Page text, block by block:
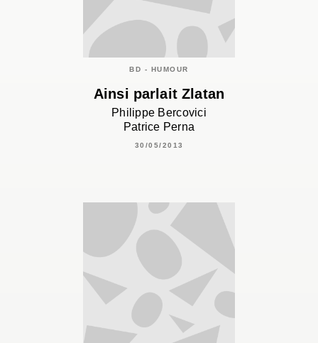
BD - HUMOUR
Ainsi parlait Zlatan
Philippe Bercovici
Patrice Perna
30/05/2013